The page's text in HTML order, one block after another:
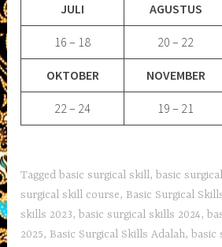
JULI AGUSTUS
16 – 18 20 – 22
OKTOBER NOVEMBER
22 – 24 19 – 21
Tagged basic surgical skill, basic
surgical skill course, Basic Surgical
skills 2023, basic surgical skills 2024,
2025, Basic Surgical Skills Adalah, basic